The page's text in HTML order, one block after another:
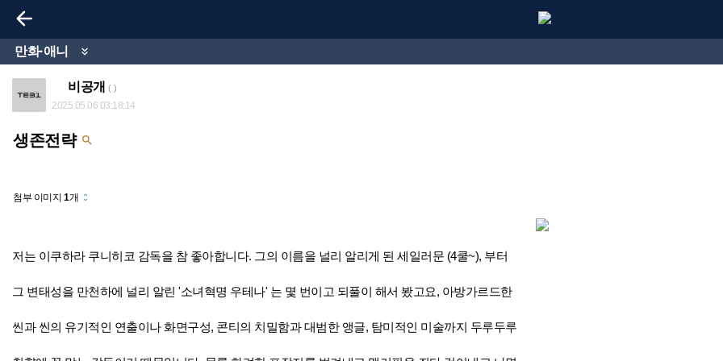

만화·애니 
비공개 ( )
2025.05.06 03:18:14
생존전략 
첨부 이미지1개 unfold_more
저는 이쿠하라 쿠니히코 감독을 참 좋아합니다. 그의 이름을 널리 알리게 된 세일러문 (4쿨~), 부터
그 변태성을 만천하에 널리 알린 '소녀혁명 우테나' 는 몇 번이고 되풀이 해서 봤고요, 아방가르드한
씬과 씬의 유기적인 연출이나 화면구성, 콘티의 치밀함과 대범한 앵글, 탐미적인 미술까지 두루두루